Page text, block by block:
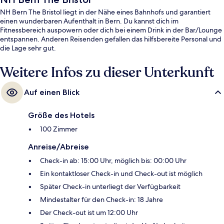
NH Bern The Bristol liegt in der Nähe eines Bahnhofs und garantiert
einen wunderbaren Aufenthalt in Bern. Du kannst dich im
Fitnessbereich auspowern oder dich bei einem Drink in der Bar/Lounge
entspannen. Anderen Reisenden gefallen das hilfsbereite Personal und
die Lage sehr gut.
Weitere Infos zu dieser Unterkunft
Auf einen Blick
Größe des Hotels
100 Zimmer
Anreise/Abreise
Check-in ab: 15:00 Uhr, möglich bis: 00:00 Uhr
Ein kontaktloser Check-in und Check-out ist möglich
Später Check-in unterliegt der Verfügbarkeit
Mindestalter für den Check-in: 18 Jahre
Der Check-out ist um 12:00 Uhr